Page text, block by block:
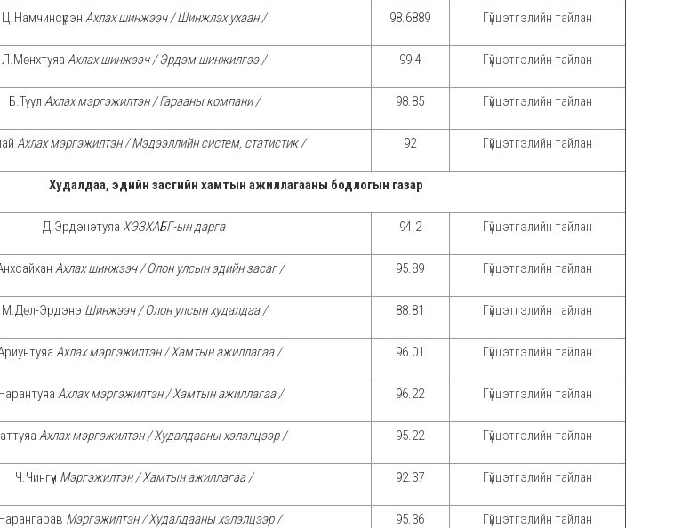
Ц.Намчинсүрэн Ахлах шинжээч / Шинжлэх ухаан / 98.6889 Гүйцэтгэлийн тайлан
Л.Мөнхтуяа Ахлах шинжээч / Эрдэм шинжилгээ / 99.4 Гүйцэтгэлийн тайлан
Б.Туул Ахлах мэргэжилтэн / Гарааны компани / 98.85 Гүйцэтгэлийн тайлан
Ахлах мэргэжилтэн / Мэдээллийн систем, статистик / 92 Гүйцэтгэлийн тайлан
Худалдаа, эдийн засгийн хамтын ажиллагааны бодлогын газар
Д.Эрдэнэтуяа ХЭЗХАБГ-ын дарга 94.2 Гүйцэтгэлийн тайлан
Ахлах шинжээч / Олон улсын эдийн засаг / 95.89 Гүйцэтгэлийн тайлан
М.Дөл-Эрдэнэ Шинжээч / Олон улсын худалдаа / 88.81 Гүйцэтгэлийн тайлан
Ахлах мэргэжилтэн / Хамтын ажиллагаа / 96.01 Гүйцэтгэлийн тайлан
Ахлах мэргэжилтэн / Хамтын ажиллагаа / 96.22 Гүйцэтгэлийн тайлан
Ахлах мэргэжилтэн / Худалдааны хэлэлцээр / 95.22 Гүйцэтгэлийн тайлан
Ч.Чингүүн Мэргэжилтэн / Хамтын ажиллагаа / 92.37 Гүйцэтгэлийн тайлан
Мэргэжилтэн / Худалдааны хэлэлцээр / 95.36 Гүйцэтгэлийн тайлан